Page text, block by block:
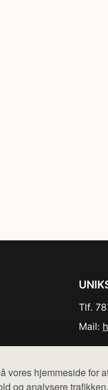
vores hjemmeside for
og analysere
Tlf.
Mail: